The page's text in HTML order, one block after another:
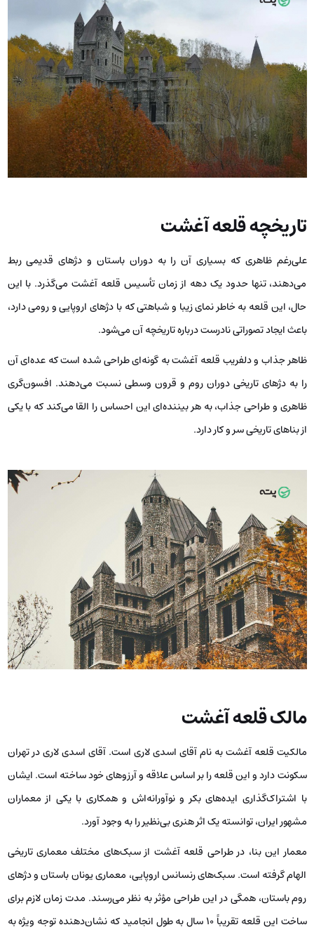
تاریخچه قلعه آغشت
علی‌رغم ظاهری که بسیاری آن را به دوران باستان و دژهای قدیمی ربط
می‌دهند، تنها حدود یک دهه از زمان تأسیس قلعه آغشت می‌گذرد. با این
حال، این قلعه به خاطر نمای زیبا و شباهتی که با دژهای اروپایی و رومی دارد،
باعث ایجاد تصوراتی نادرست درباره تاریخچه آن می‌شود.
ظاهر جذاب و دلفریب قلعه آغشت به گونه‌ای طراحی شده است که عده‌ای آن
را به دژهای تاریخی دوران روم و قرون وسطی نسبت می‌دهند. افسون‌گری
ظاهری و طراحی جذاب، به هر بیننده‌ای این احساس را القا می‌کند که با یکی
از بناهای تاریخی سر و کار دارد.
مالک قلعه آغشت
مالکیت قلعه آغشت به نام آقای اسدی لاری است. آقای اسدی لاری در تهران
سکونت دارد و این قلعه را بر اساس علاقه و آرزوهای خود ساخته است. ایشان
با اشتراک‌گذاری ایده‌های بکر و نوآورانه‌اش و همکاری با یکی از معماران
مشهور ایران، توانسته یک اثر هنری بی‌نظیر را به وجود آورد.
معمار این بنا، در طراحی قلعه آغشت از سبک‌های مختلف معماری تاریخی
الهام گرفته است. سبک‌های رنسانس اروپایی، معماری یونان باستان و دژهای
روم باستان، همگی در این طراحی مؤثر به نظر می‌رسند. مدت زمان لازم برای
ساخت این قلعه تقریباً ۱۰ سال به طول انجامید که نشان‌دهنده‌ توجه ویژه به